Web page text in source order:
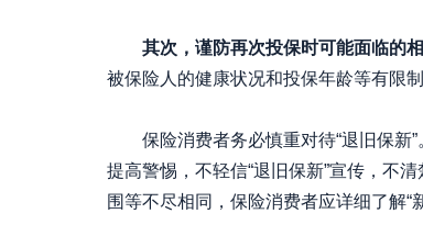
其次，谨防再次投保时可能面临的相
被保险人的健康状况和投保年龄等有限
保险消费者务必慎重对待“退旧保新”
提高警惕，不轻信“退旧保新”宣传，不
围等不尽相同，保险消费者应详细了解“